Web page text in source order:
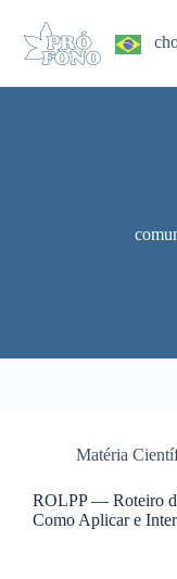
conteúdo
Matéria
ROLPP — Roteiro
Como Aplicar e